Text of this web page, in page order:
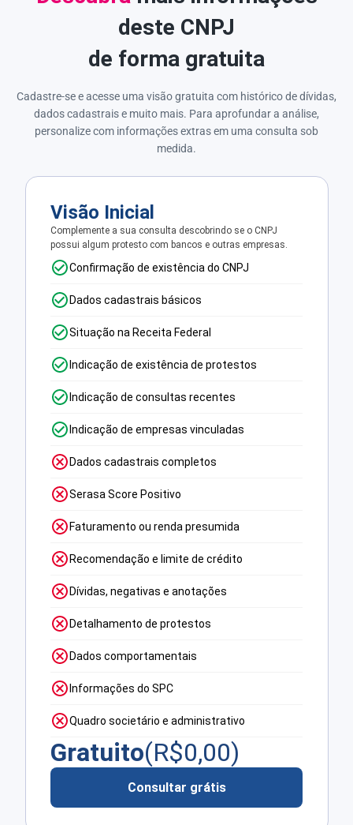
deste CNPJ
de forma gratuita
Cadastre-se e acesse uma visão gratuita com histórico de dívidas,
dados cadastrais e muito mais. Para aprofundar a análise,
personalize com informações extras em uma consulta sob
medida.
Visão Inicial
Complemente a sua consulta descobrindo se o CNPJ
possui algum protesto com bancos e outras empresas.
Confirmação de existência do CNPJ
Dados cadastrais básicos
Situação na Receita Federal
Indicação de existência de protestos
Indicação de consultas recentes
Indicação de empresas vinculadas
Dados cadastrais completos
Serasa Score Positivo
Faturamento ou renda presumida
Recomendação e limite de crédito
Dívidas, negativas e anotações
Detalhamento de protestos
Dados comportamentais
Informações do SPC
Quadro societário e administrativo
Gratuito(R$0,00)
Consultar grátis